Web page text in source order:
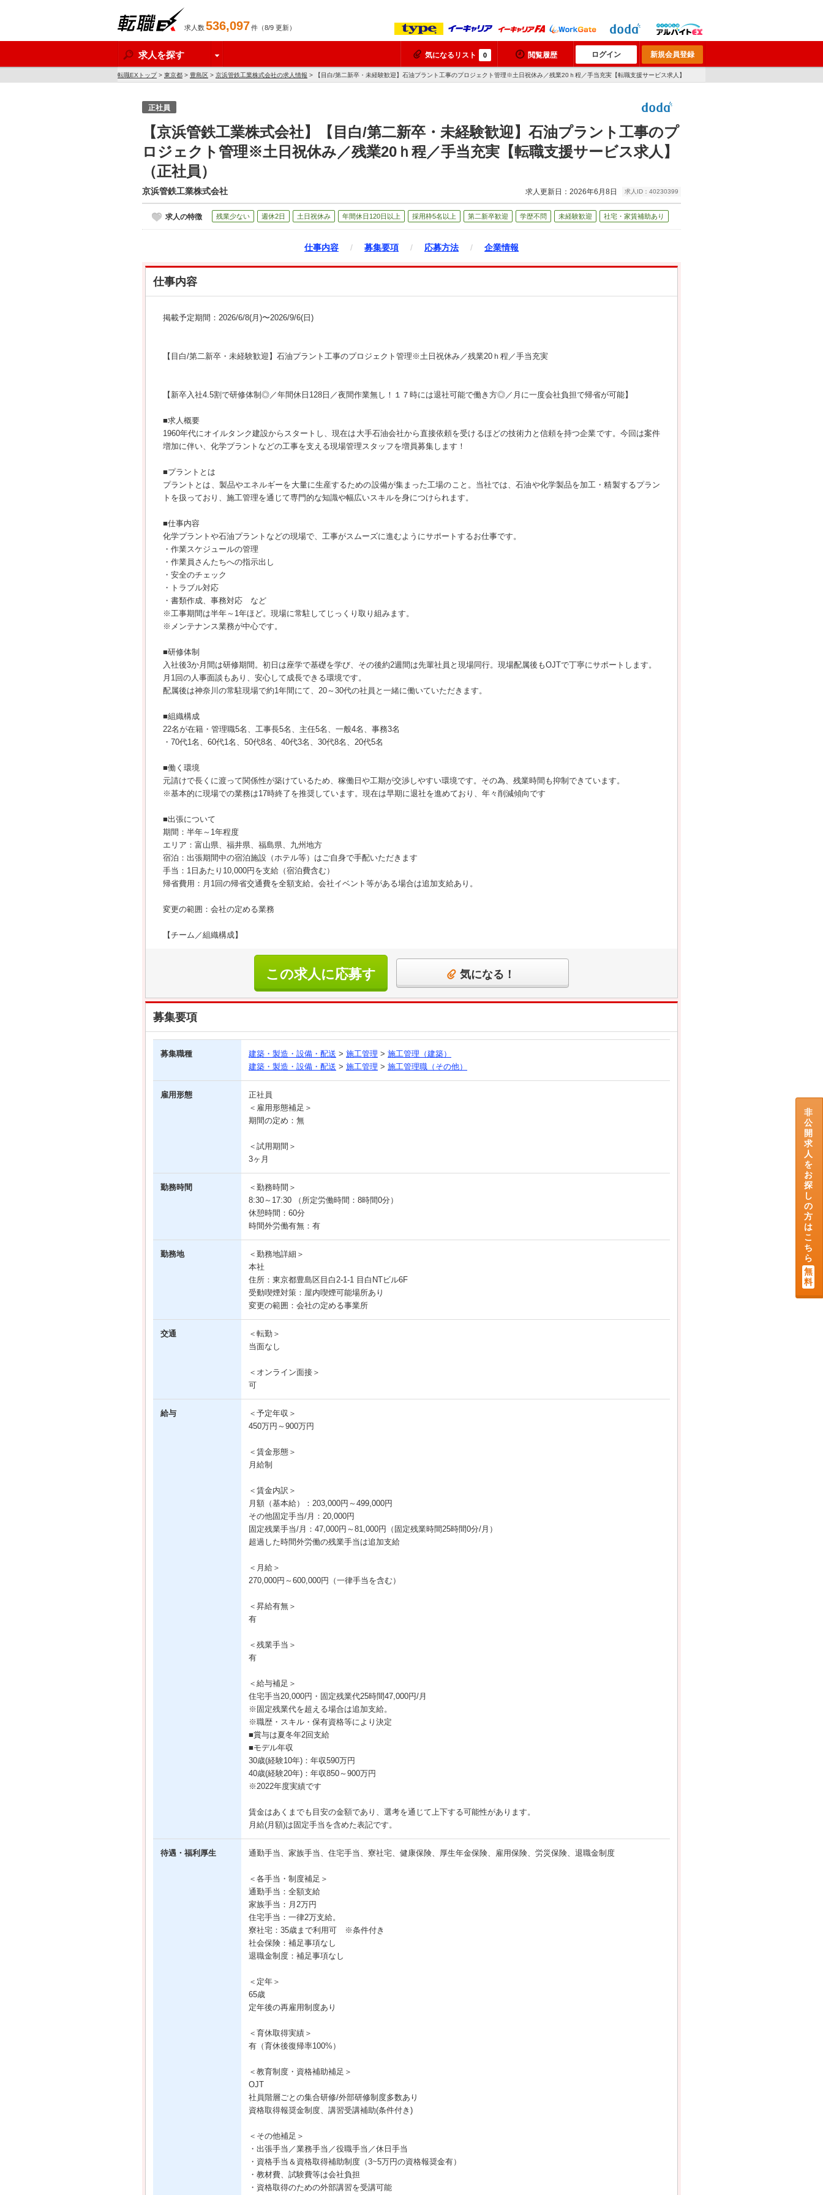
求人数536,097件（8/9 更新）
求人を探す 気になるリスト 0 閲覧履歴 ログイン 新規会員登録
転職EXトップ> 東京都 > 豊島区 > 京浜管鉄工業株式会社の求人情報 > 【目白/第二新卒・未経験歓迎】石油プラント工事のプロジェクト管理※土日祝休み／残業20ｈ程／手当充実【転職支援サービス求人】
正社員
【京浜管鉄工業株式会社】【目白/第二新卒・未経験歓迎】石油プラント工事のプ
ロジェクト管理※土日祝休み／残業20ｈ程／手当充実【転職支援サービス求人】
（正社員）
京浜管鉄工業株式会社 求人更新日：2026年6月8日 求人ID：40230399
求人の特徴 残業少ない 週休2日 土日祝休み 年間休日120日以上 採用枠5名以上 第二新卒歓迎 学歴不問 未経験歓迎 社宅・家賃補助あり
仕事内容 / 募集要項 / 応募方法 / 企業情報
仕事内容
掲載予定期間：2026/6/8(月)〜2026/9/6(日)
【目白/第二新卒・未経験歓迎】石油プラント工事のプロジェクト管理※土日祝休み／残業20ｈ程／手当充実
【新卒入社4.5割で研修体制◎／年間休日128日／夜間作業無し！１７時には退社可能で働き方◎／月に一度会社負担で帰省が可能】
■求人概要
1960年代にオイルタンク建設からスタートし、現在は大手石油会社から直接依頼を受けるほどの技術力と信頼を持つ企業です。今回は案件
増加に伴い、化学プラントなどの工事を支える現場管理スタッフを増員募集します！
■プラントとは
プラントとは、製品やエネルギーを大量に生産するための設備が集まった工場のこと。当社では、石油や化学製品を加工・精製するプラン
トを扱っており、施工管理を通じて専門的な知識や幅広いスキルを身につけられます。
■仕事内容
化学プラントや石油プラントなどの現場で、工事がスムーズに進むようにサポートするお仕事です。
・作業スケジュールの管理
・作業員さんたちへの指示出し
・安全のチェック
・トラブル対応
・書類作成、事務対応 など
※工事期間は半年～1年ほど。現場に常駐してじっくり取り組みます。
※メンテナンス業務が中心です。
■研修体制
入社後3か月間は研修期間。初日は座学で基礎を学び、その後約2週間は先輩社員と現場同行。現場配属後もOJTで丁寧にサポートします。
月1回の人事面談もあり、安心して成長できる環境です。
配属後は神奈川の常駐現場で約1年間にて、20～30代の社員と一緒に働いていただきます。
■組織構成
22名が在籍・管理職5名、工事長5名、主任5名、一般4名、事務3名
・70代1名、60代1名、50代8名、40代3名、30代8名、20代5名
■働く環境
元請けで長くに渡って関係性が築けているため、稼働日や工期が交渉しやすい環境です。その為、残業時間も抑制できています。
※基本的に現場での業務は17時終了を推奨しています。現在は早期に退社を進めており、年々削減傾向です
■出張について
期間：半年～1年程度
エリア：富山県、福井県、福島県、九州地方
宿泊：出張期間中の宿泊施設（ホテル等）はご自身で手配いただきます
手当：1日あたり10,000円を支給（宿泊費含む）
帰省費用：月1回の帰省交通費を全額支給。会社イベント等がある場合は追加支給あり。
変更の範囲：会社の定める業務
【チーム／組織構成】
この求人に応募す
る
気になる！
募集要項
募集職種 建築・製造・設備・配送 > 施工管理 > 施工管理（建築）
建築・製造・設備・配送 > 施工管理 > 施工管理職（その他）
雇用形態
正社員
＜雇用形態補足＞
期間の定め：無
＜試用期間＞
3ヶ月
勤務時間
＜勤務時間＞
8:30～17:30 （所定労働時間：8時間0分）
休憩時間：60分
時間外労働有無：有
勤務地
＜勤務地詳細＞
本社
住所：東京都豊島区目白2-1-1 目白NTビル6F
受動喫煙対策：屋内喫煙可能場所あり
変更の範囲：会社の定める事業所
交通
＜転勤＞
当面なし
＜オンライン面接＞
可
給与
＜予定年収＞
450万円～900万円
＜賃金形態＞
月給制
＜賃金内訳＞
月額（基本給）：203,000円～499,000円
その他固定手当/月：20,000円
固定残業手当/月：47,000円～81,000円（固定残業時間25時間0分/月）
超過した時間外労働の残業手当は追加支給
＜月給＞
270,000円～600,000円（一律手当を含む）
＜昇給有無＞
有
＜残業手当＞
有
＜給与補足＞
住宅手当20,000円・固定残業代25時間47,000円/月
※固定残業代を超える場合は追加支給。
※職歴・スキル・保有資格等により決定
■賞与は夏冬年2回支給
■モデル年収
30歳(経験10年)：年収590万円
40歳(経験20年)：年収850～900万円
※2022年度実績です
賃金はあくまでも目安の金額であり、選考を通じて上下する可能性があります。
月給(月額)は固定手当を含めた表記です。
待遇・福利厚生 通勤手当、家族手当、住宅手当、寮社宅、健康保険、厚生年金保険、雇用保険、労災保険、退職金制度
＜各手当・制度補足＞
通勤手当：全額支給
家族手当：月2万円
住宅手当：一律2万支給。
寮社宅：35歳まで利用可 ※条件付き
社会保険：補足事項なし
退職金制度：補足事項なし
＜定年＞
65歳
定年後の再雇用制度あり
＜育休取得実績＞
有（育休後復帰率100%）
＜教育制度・資格補助補足＞
OJT
社員階層ごとの集合研修/外部研修制度多数あり
資格取得報奨金制度、講習受講補助(条件付き)
＜その他補足＞
・出張手当／業務手当／役職手当／休日手当
・資格手当＆資格取得補助制度（3~5万円の資格報奨金有）
・教材費、試験費等は会社負担
・資格取得のための外部講習を受講可能
非
公
開
求
人
を
お
探
し
の
方
は
こ
ち
ら
無
料